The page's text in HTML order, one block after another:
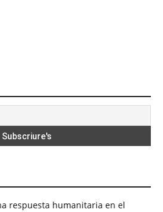
respuesta humanitaria en el